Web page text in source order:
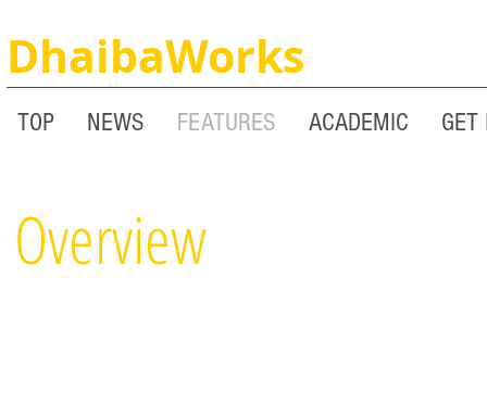
DhaibaWorks
TOP NEWS FEATURES ACADEMIC GET
Overview